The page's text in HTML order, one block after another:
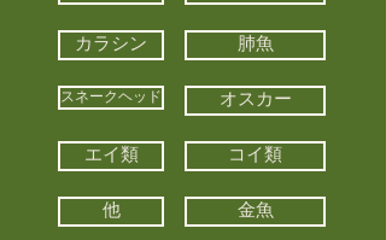
カラシン 肺魚
スネークヘッド オスカー
エイ類 コイ類
他 金魚